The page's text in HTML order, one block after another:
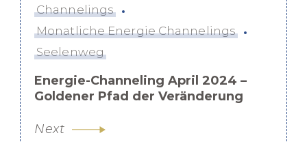
Channelings
Monatliche Energie Channelings
Seelenweg
Energie-Channeling April 2024 –
Goldener Pfad der Veränderung
Next